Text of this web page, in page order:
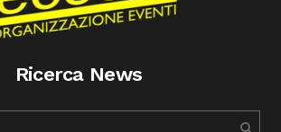
Ricerca News